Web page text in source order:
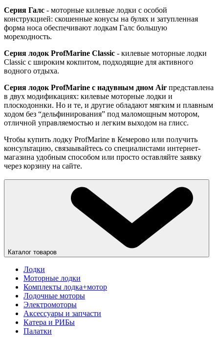
Серия Галс - моторные килевые лодки с особой
конструкцией: скошенные конусы на булях и затупленная
форма носа обеспечивают лодкам Галс большую
мореходность.
Серия лодок ProfMarine Classic - килевые моторные лодки
Classic с широким кокпитом, подходящие для активного
водного отдыха.
Серия лодок ProfMarine с надувным дном Air представлена
в двух модификациях: килевые моторные лодки и
плоскодоннки. Но и те, и другие обладают мягким и плавным
ходом без “дельфинирования” под маломощным мотором,
отличной управляемостью и легким выходом на глисс.
Чтобы купить лодку ProfMarine в Кемерово или получить
консультацию, связаывайтесь со специалистами интернет-
магазина удобным способом или просто оставляйте заявку
через корзину на сайте.
Каталог товаров
Лодки
Моторные лодки
Комплекты лодка+мотор
Лодочные моторы
Электромоторы
Аксессуары и запчасти
Катера и РИБы
Палатки